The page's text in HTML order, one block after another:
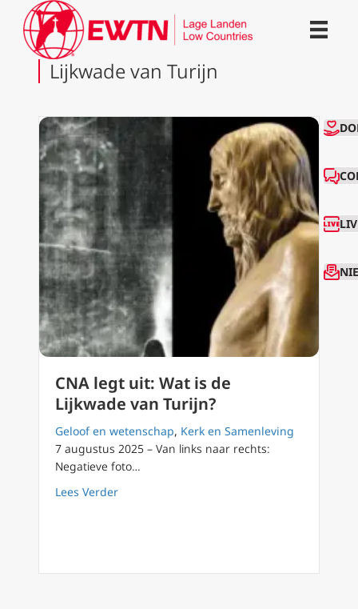
Lijkwade van Turijn
CNA legt uit: Wat is de
Lijkwade van Turijn?
Geloof en wetenschap, Kerk en Samenleving
7 augustus 2025 – Van links naar rechts:
Negatieve foto…
Lees Verderabout CNA legt uit: Wat is de Lijkwade van